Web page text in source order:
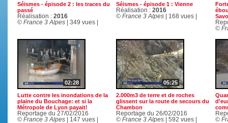
Séismes - épisode 2 : les traces du
passé
Réalisation : 2016
© France 3 Alpes| 349 vues |
Séismes - épisode 1 : Vienne
Réalisation : 2016
© France 3 Alpes| 168 vues |
©
02:28
Lutte contre les inondations de la
plaine du Bouchage: et si la
Métropole de Lyon payait!
Reportage du 27/02/2016
© France 3 Alpes| 147 vues |
05:25
2.000m3 de terre et de roches
glissent sur la route de secours du
Chambon
Reportage du 26/02/2016
© France 3 Alpes| 592 vues |
©